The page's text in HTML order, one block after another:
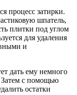
процесс затирки.
шпатель,
плитки под углом
для удаления
и
дать ему немного
Затем с помощью
остатки